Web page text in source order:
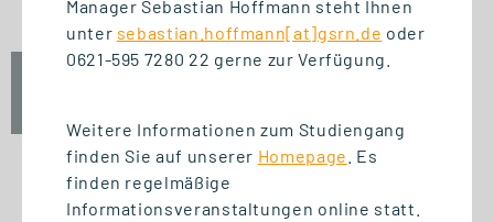
Manager Sebastian Hoffmann steht Ihnen
unter sebastian.hoffmann[at]gsrn.de oder
0621-595 7280 22 gerne zur Verfügung.
Weitere Informationen zum Studiengang
finden Sie auf unserer Homepage . Es
finden regelmäßige
Informationsveranstaltungen online statt.